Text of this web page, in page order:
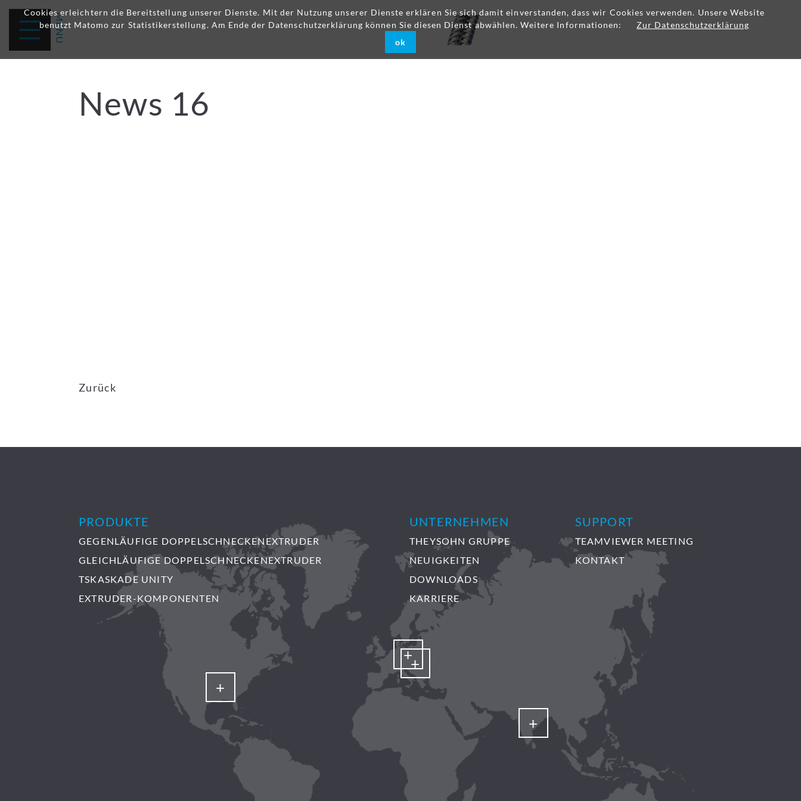
Cookies erleichtern die Bereitstellung unserer Dienste. Mit der Nutzung unserer Dienste erklären Sie sich damit einverstanden, dass wir Cookies verwenden. Unsere Website
benutzt Matomo zur Statistikerstellung. Am Ende der Datenschutzerklärung können Sie diesen Dienst abwählen. Weitere Informationen:
Zur Datenschutzerklärung
ok
News 16
Zurück
PRODUKTE
GEGENLÄUFIGE DOPPELSCHNECKENEXTRUDER
GLEICHLÄUFIGE DOPPELSCHNECKENEXTRUDER
TSKASKADE UNITY
EXTRUDER-KOMPONENTEN
UNTERNEHMEN
THEYSOHN GRUPPE
NEUIGKEITEN
DOWNLOADS
KARRIERE
SUPPORT
TEAMVIEWER MEETING
KONTAKT
+
+
+
+